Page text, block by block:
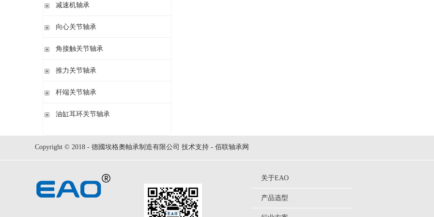
立式轴承座LOE,剖分用于圆柱孔调心滚子轴承
立式轴承座LOE,剖分适用于带紧定套的圆锥孔调心滚子轴承
立式轴承座BND,非剖分适用于调心滚子轴承
带法兰的轴承座F5,非剖分用于带紧定套的圆锥孔轴承
锁紧螺母
止动垫圈
止动卡板
减速机轴承
无外圈满装圆柱滚子轴承 RSL系列
外球面满滚子轴承 SL05,SL06 系列
双列满装圆柱滚子轴承 SL1849系列
单列满装圆柱滚子轴承 SL1830 系列
向心关节轴承
向心关节轴承
角接触关节轴承
角接触关节轴承
推力关节轴承
推力关节轴承
杆端关节轴承
杆端关节轴承
油缸耳环关节轴承
Copyright © 2018 - 德國埃格奧軸承制造有限公司 技术支持 - 佰联轴承网
关于EAO
产品选型